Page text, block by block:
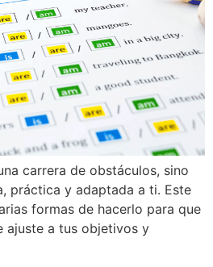
carrera de obstáculos, sino
práctica y adaptada a ti. Este
formas de hacerlo para que
ajuste a tus objetivos y